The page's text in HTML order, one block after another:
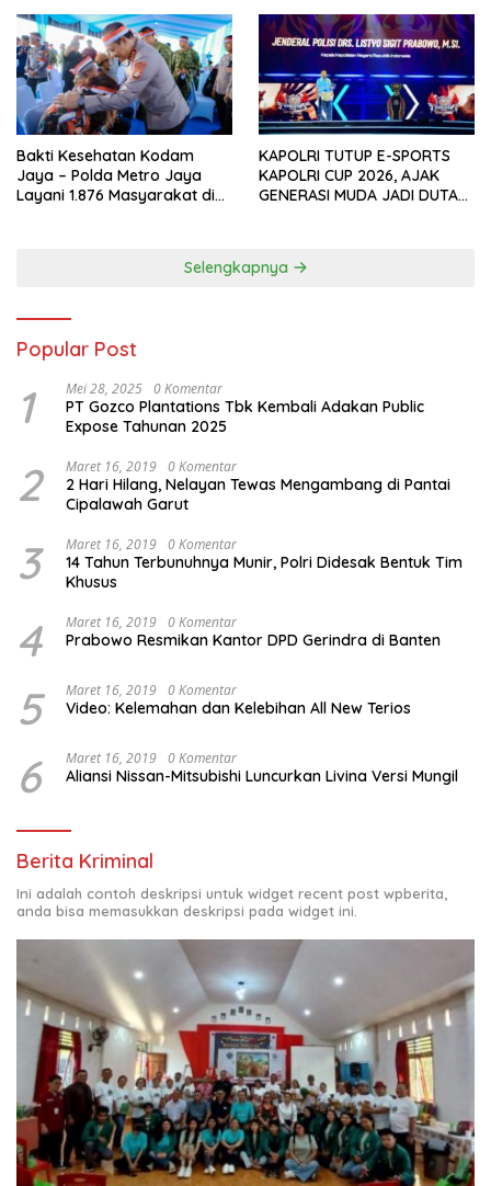
Bakti Kesehatan Kodam
Jaya – Polda Metro Jaya
Layani 1.876 Masyarakat di
KAPOLRI TUTUP E-SPORTS
KAPOLRI CUP 2026, AJAK
GENERASI MUDA JADI DUTA
Selengkapnya
Popular Post
1 Mei 28, 2025 0 Komentar
PT Gozco Plantations Tbk Kembali Adakan Public
Expose Tahunan 2025
2 Maret 16, 2019 0 Komentar
2 Hari Hilang, Nelayan Tewas Mengambang di Pantai
Cipalawah Garut
3 Maret 16, 2019 0 Komentar
14 Tahun Terbunuhnya Munir, Polri Didesak Bentuk Tim
Khusus
4 Maret 16, 2019 0 Komentar
Prabowo Resmikan Kantor DPD Gerindra di Banten
5 Maret 16, 2019 0 Komentar
Video: Kelemahan dan Kelebihan All New Terios
6 Maret 16, 2019 0 Komentar
Aliansi Nissan-Mitsubishi Luncurkan Livina Versi Mungil
Berita Kriminal
Ini adalah contoh deskripsi untuk widget recent post wpberita,
anda bisa memasukkan deskripsi pada widget ini.